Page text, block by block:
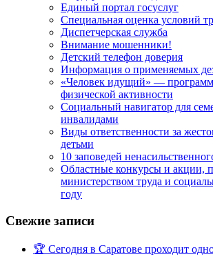
Единый портал госуслуг
Специальная оценка условий
Диспетчерская служба
Внимание мошенники!
Детский телефон доверия
Информация о применяемых
«Человек идущий» —
физической активности
Социальный навигатор для
инвалидами
Виды ответственности за
детьми
10 заповедей
Областные конкурсы и акции,
министерством труда и
году
Свежие записи
🏆 Сегодня в Саратове проходит